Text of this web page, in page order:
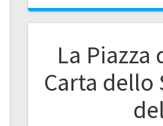
La Piazza
Carta dello